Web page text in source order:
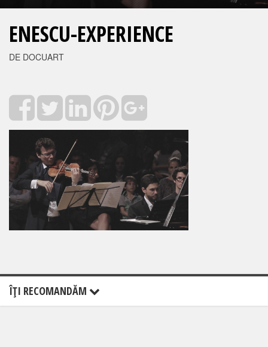
ENESCU-EXPERIENCE
DE DOCUART
ÎŢI RECOMANDĂM